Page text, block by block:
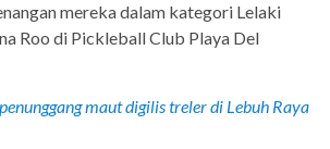
mereka dalam kategori Lelaki
Roo di Pickleball Club Playa Del
maut digilis treler di Lebuh Raya